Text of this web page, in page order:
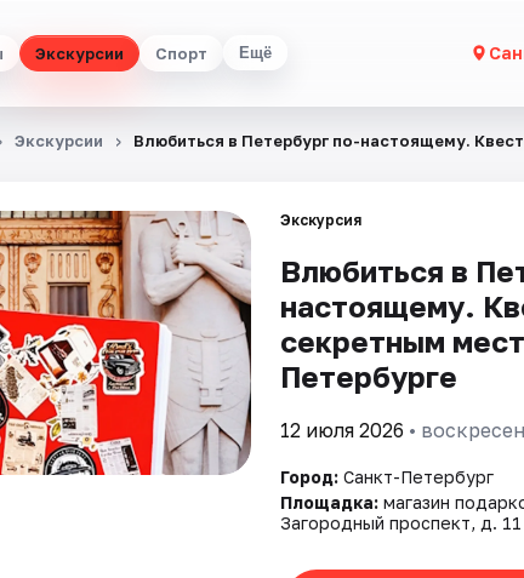
Экскурсии Спорт Ещё
Экскурсии Влюбиться в Петербург по-настоящему.
Экскурсия
Влюбиться в
настоящему.
секретным
Петербурге
12 июля 2026 •
Город: Санкт-Петербург
Площадка: магазин
Загородный проспект, д. 11